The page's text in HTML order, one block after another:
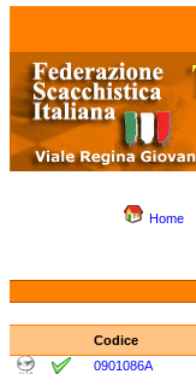
Home
Codice
0901086A